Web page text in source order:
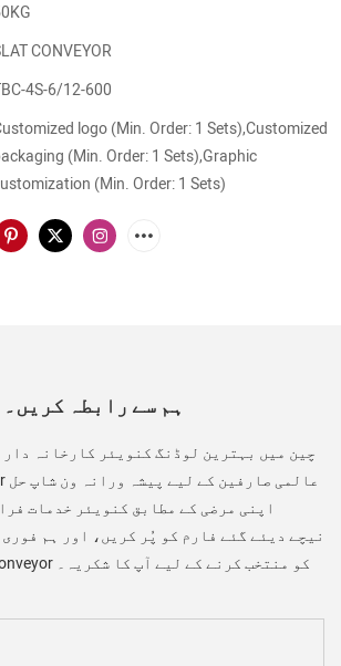
CONVEYOR
4S-6/12-600
logo (Min. Order: 1 Sets),Customized
(Min. Order: 1 Sets),Graphic
(Min. Order: 1 Sets)
ہم سے رابطہ کریں۔
چین میں بہترین لوڈنگ کنویئر کارخانہ دار
اپنی مرضی کے مطابق کنویئر خدمات
نیچے دیئے گئے فارم کو پُر کریں، اور ہم
کریں گے۔ YIFan Conveyor کو منتخب کرنے کے لیے آپ کا شکریہ۔